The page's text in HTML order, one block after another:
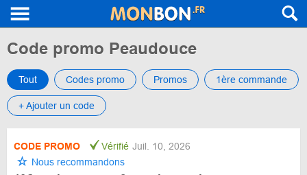
Code promo Peaudouce
Tout Codes promo Promos 1ère commande
+ Ajouter un code
CODE PROMO Vérifié Juil. 10, 2026
Nous recommandons